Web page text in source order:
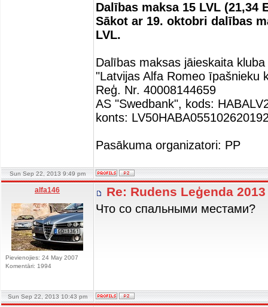
Dalības maksa 15 LVL (21,34
Sākot ar 19. oktobri dalības
LVL.
Dalības maksas jāieskaita
"Latvijas Alfa Romeo īpašnieku
Reģ. Nr. 40008144659
AS "Swedbank", kods:
konts:
Pasākuma organizatori: PP
Sun Sep 22, 2013 9:49 pm
alfa146
Pievienojies: 24 May 2007
Komentāri: 1994
Re: Rudens Leģenda
Что со спальными местами?
Sun Sep 22, 2013 10:43 pm